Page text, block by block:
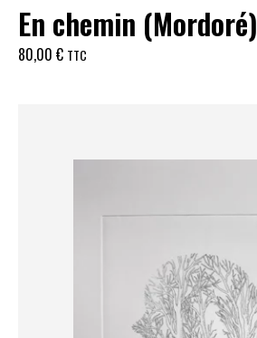
En chemin (Mordoré)
80,00 € TTC